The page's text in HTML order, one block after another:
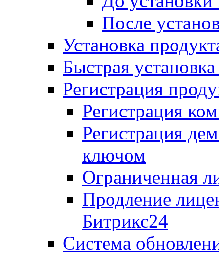
После
Установка
Быстрая
Регистрация
Регистрация
Регистрация
ключом
Ограниченная
Продление
Битрикс24
Система